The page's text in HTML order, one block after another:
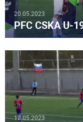
20.05.2023
PFC CSKA U-
13.05.2023